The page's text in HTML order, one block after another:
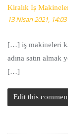
Kiralık İş
13 Nisan 2021, 14:03
[…] iş makineleri
adına satın
[…]
Edit this